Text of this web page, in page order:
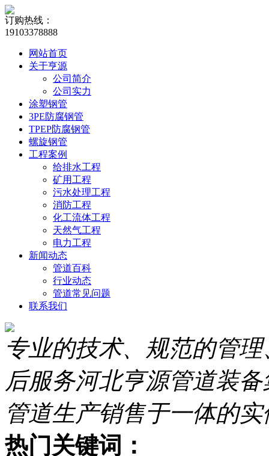
订购热线：
19103378888
网站首页
关于亨源
公司简介
公司实力
涂塑钢管
3PE防腐钢管
TPEP防腐钢管
螺旋钢管
工程案例
给排水工程
矿用工程
污水处理工程
消防工程
化工流体工程
天然气工程
电力工程
新闻动态
管道百科
行业动态
管道常见问题
联系我们
专业的技术、规范的管
后服务河北亨源管道装
管道生产销售于一体的
热门关键词：